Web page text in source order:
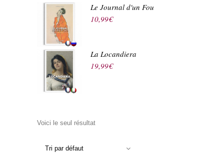
Le Journal d'un Fou
10,99€
La Locandiera
19,99€
Voici le seul résultat
Tri par défaut